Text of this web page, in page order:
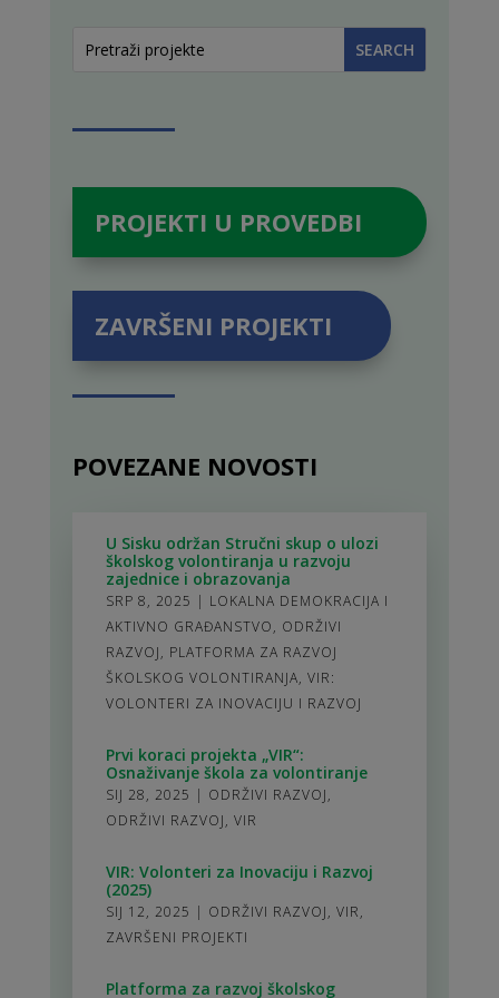
PROJEKTI U PROVEDBI
ZAVRŠENI PROJEKTI
POVEZANE NOVOSTI
U Sisku održan Stručni skup o ulozi
školskog volontiranja u razvoju
zajednice i obrazovanja
SRP 8, 2025
LOKALNA DEMOKRACIJA I
AKTIVNO GRAĐANSTVO, ODRŽIVI
RAZVOJ, PLATFORMA ZA RAZVOJ
ŠKOLSKOG VOLONTIRANJA, VIR:
VOLONTERI ZA INOVACIJU I RAZVOJ
Prvi koraci projekta „VIR“:
Osnaživanje škola za volontiranje
SIJ 28, 2025 ODRŽIVI RAZVOJ,
ODRŽIVI RAZVOJ, VIR
VIR: Volonteri za Inovaciju i Razvoj
(2025)
SIJ 12, 2025 ODRŽIVI RAZVOJ, VIR,
ZAVRŠENI PROJEKTI
Platforma za razvoj školskog